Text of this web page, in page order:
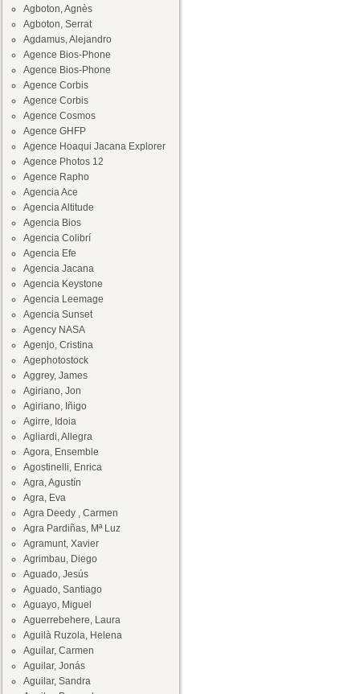
Agboton, Agnès
Agboton, Serrat
Agdamus, Alejandro
Agence Bios-Phone
Agence Bios-Phone
Agence Corbis
Agence Corbis
Agence Cosmos
Agence GHFP
Agence Hoaqui Jacana Explorer
Agence Photos 12
Agence Rapho
Agencia Ace
Agencia Altitude
Agencia Bios
Agencia Colibrí
Agencia Efe
Agencia Jacana
Agencia Keystone
Agencia Leemage
Agencia Sunset
Agency NASA
Agenjo, Cristina
Agephotostock
Aggrey, James
Agiriano, Jon
Agiriano, Iñigo
Agirre, Idoia
Agliardi, Allegra
Agora, Ensemble
Agostinelli, Enrica
Agra, Agustín
Agra, Eva
Agra Deedy , Carmen
Agra Pardiñas, Mª Luz
Agramunt, Xavier
Agrimbau, Diego
Aguado, Jesús
Aguado, Santiago
Aguayo, Miguel
Aguerrebehere, Laura
Aguilà Ruzola, Helena
Aguilar, Carmen
Aguilar, Jonás
Aguilar, Sandra